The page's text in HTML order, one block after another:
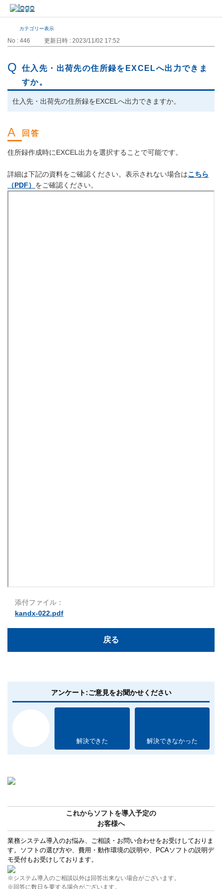
カテゴリー表示
No : 446 更新日時 : 2023/11/02 17:52
仕入先・出荷先の住所録をEXCELへ出力できま
すか。
仕入先・出荷先の住所録をEXCELへ出力できますか。
住所録作成時にEXCEL出力を選択することで可能です。
詳細は下記の資料をご確認ください。表示されない場合はこちら
（PDF） をご確認ください。
添付ファイル：
kandx-022.pdf
戻る
アンケート:ご意見をお聞かせください
解決できた 解決できなかった
これからソフトを導入予定の
お客様へ
業務システム導入のお悩み、ご相談・お問い合わせをお受けしておりま
す。ソフトの選び方や、費用・動作環境の説明や、PCAソフトの説明デ
モ受付もお受けしております。
※システム導入のご相談以外は回答出来ない場合がございます。
※回答に数日を要する場合がございます。